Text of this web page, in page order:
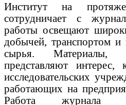
Институт на
сотрудничает с
работы освещают
добычей, транспортом и
сырья. Материалы,
представляют
исследовательских
работающих на
Работа журнала